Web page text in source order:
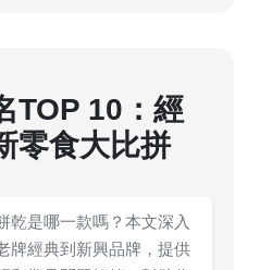
TOP 10：經
零食大比拼
乾是哪一款嗎？本文深入
牌經典到新興品牌，提供